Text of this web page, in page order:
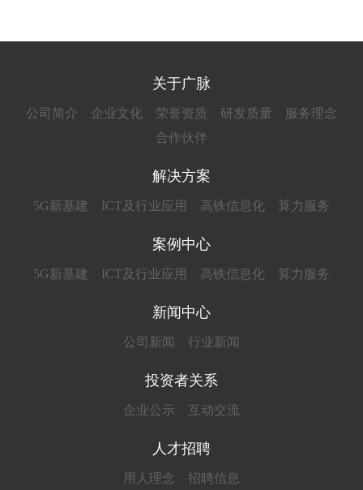
关于广脉
公司简介 企业文化 荣誉资质 研发质量
服务理念
合作伙伴
解决方案
5G新基建 ICT及行业应用 高铁信息化 算力服务
案例中心
5G新基建 ICT及行业应用 高铁信息化 算力服务
新闻中心
公司新闻 行业新闻
投资者关系
企业公示 互动交流
人才招聘
用人理念 招聘信息